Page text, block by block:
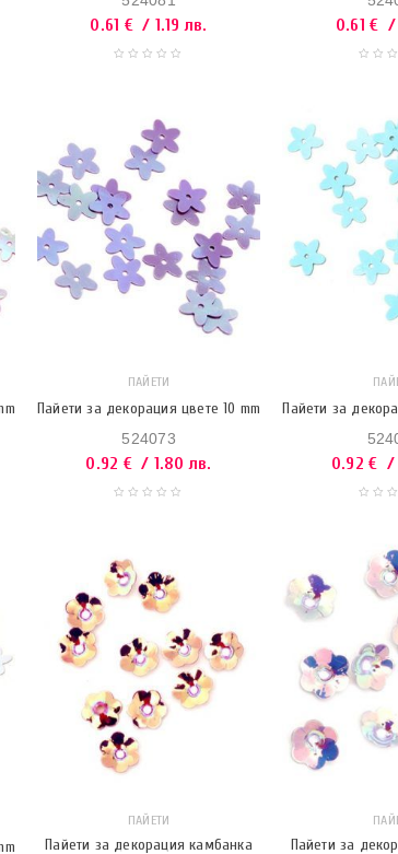
0.61 € / 1.19 лв. 0.61€ /
ПАЙЕТИ
Пайети за декорация цвете 10 mm
524073
0.92 € / 1.80 лв.
Пайети за
0.92€ /
ПАЙЕТИ
Пайети за декорация камбанка Пайети за